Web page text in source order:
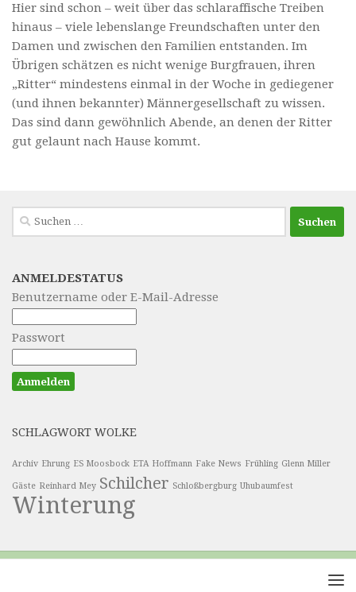
Hier sind schon – weit über das schlaraffische Treiben
hinaus – viele lebenslange Freundschaften unter den
Damen und zwischen den Familien entstanden. Im
Übrigen schätzen es nicht wenige Burgfrauen, ihren
„Ritter“ mindestens einmal in der Woche in gediegener
(und ihnen bekannter) Männergesellschaft zu wissen.
Das sind dann gewöhnlich Abende, an denen der Ritter
gut gelaunt nach Hause kommt.
Suchen
nach:
ANMELDESTATUS
Benutzername oder E-Mail-Adresse
Passwort
SCHLAGWORT WOLKE
Archiv Ehrung ES Moosbock ETA Hoffmann Fake News Frühling Glenn Miller
Gäste Reinhard Mey Schilcher Schloßbergburg Uhubaumfest
Winterung